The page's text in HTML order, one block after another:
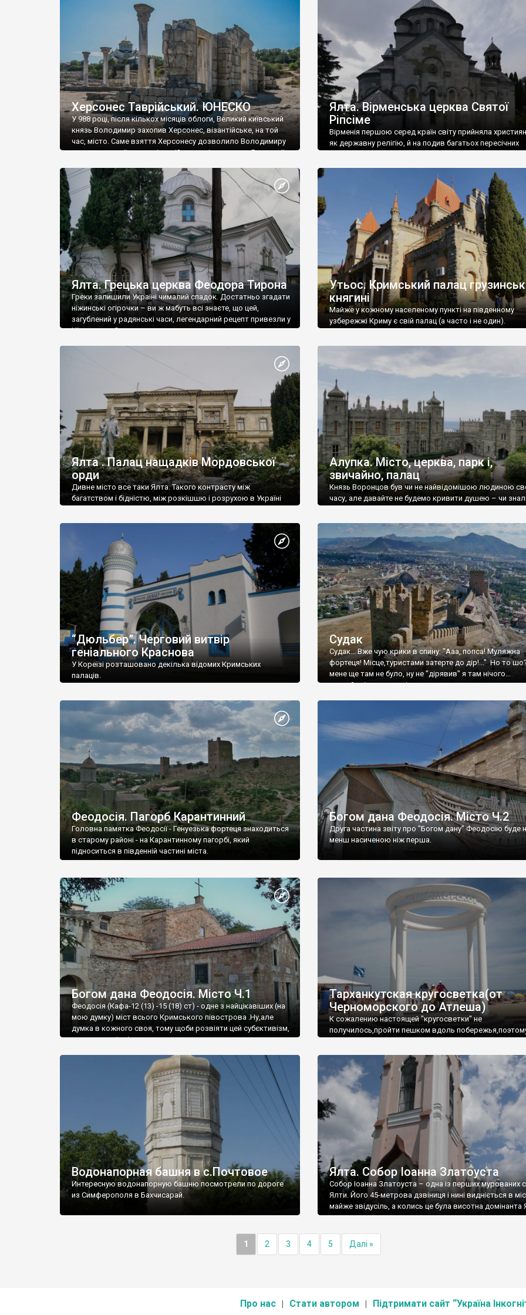
візантійської доби. Раритети викрадені з фондів об’єкту
культурної спадщини ЮНЕСКО «Херсонеса Таврійського».
Офіційно – на виставку «Золото Візантії», але експерти та
влада в Україні вважають це лише […]
називаються «повстяками» (postaki)…” “Вино. Крим
виробляє відмінне вино і його вдосталь: воно все
легке біле і дуже […]
Херсонес Таврійський. ЮНЕСКО
У 988 році, після кількох місяців облоги, Великий київський
князь Володимир захопив Херсонес, візантійське, на той
час, місто. Саме взяття Херсонесу дозволило Володимиру
диктувати свої умови візантійському імператору Василю ІІ,
Херсонесі Володимир-язичник, став Василем-
християнином. А потім було Хрещення Русі. На честь
Херсонесу Таврійського названо місто […]
Ялта. Вірменська церква Святої
Ріпсіме
Вірменія першою серед країн світу прийняла
як державну релігію, й на подив багатьох пересічних
Ялта. Грецька церква Феодора Тирона
Греки залишили Україні чималий спадок. Достатньо згадати
ніжинські огірочки – ви ж мабуть всі знаєте, що цей,
загублений у радянські часи, легендарний рецепт привезли у
Ніжин греки?
Утьос. Кримський палац
княгині
Майже у кожному населеному пункті на південному
узбережжі Криму є свій палац (а часто і не один).
Ялта . Палац нащадків Мордовської
орди
Дивне місто все таки Ялта. Такого контрасту між
багатством і бідністю, між розкішшю і розрухою в Україні
Алупка. Місто, церква, парк і,
звичайно, палац
Князь Воронцов був чи не найвідомішою людиною
часу, але давайте не будемо кривити душею – чи
“Дюльбер”. Черговий витвір
геніального Краснова
У Кореїзі розташовано декілька відомих Кримських
палаців.
Судак
Судак... Вже чую крики в спину: "Ааа, попса! Муляжна
фортеця! Місце,туристами затерте до дір!..." Но то
мене ще там не було, ну не "дірявив" я там нічого...
принаймні до цього літа.
Феодосія. Пагорб Карантинний
Головна памятка Феодосії - Генуезька фортеця знаходиться
в старому районі - на Карантинному пагорбі, який
підноситься в південній частині міста.
Богом дана Феодосія. Місто Ч.2
Друга частина звіту про "Богом дану" Феодосію буде
менш насиченою ніж перша.
Богом дана Феодосія. Місто Ч.1
Феодосія (Кафа-12 (13) -15 (18) ст) - одне з найцікавіших (на
мою думку) міст всього Кримського півострова .Ну,але
думка в кожного своя, тому щоби розвіяти цей субєктивізм,
запрошую відвідати це
Тарханкутская кругосветка(от
Черноморского до Атлеша)
К сожалению настоящей "кругосветки" не
получилось,пройти пешком вдоль
Водонапорная башня в с.Почтовое
Интересную водонапорную башню посмотрели по дороге
из Симферополя в Бахчисарай.
Ялта. Собор Іоанна Златоуста
Собор Іоанна Златоуста – одна із перших мурованих
Ялти. Його 45-метрова дзвіниця і нині видніється в
майже звідусіль, а колись це була висотна домінанта
1 2 3 4 5 Далі »
Про нас Стати автором Підтримати сайт “Україна